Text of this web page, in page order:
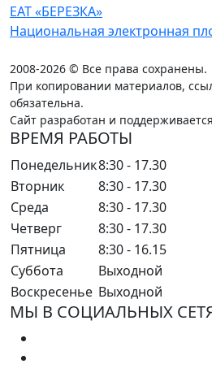
ЕАТ «БЕРЕЗКА»
Национальная электронная
2008-2026 © Все права сохранены.
При копировании материалов,
обязательна.
Сайт разработан и поддерживается
ВРЕМЯ РАБОТЫ
Понедельник8:30 - 17.30
Вторник
8:30 - 17.30
Среда
8:30 - 17.30
Четверг
8:30 - 17.30
Пятница
8:30 - 16.15
Суббота
Выходной
Воскресенье Выходной
МЫ В СОЦИАЛЬНЫХ